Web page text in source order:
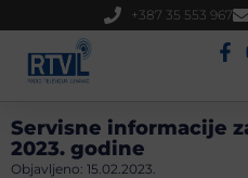
+387 35 553 967
Servisne informacije
2023. godine
Objavljeno: 15.02.2023.